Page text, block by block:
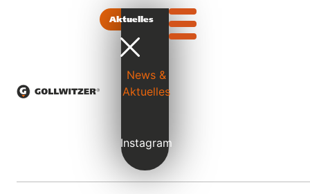
Aktuelles
News &
Aktuelles
Instagram
Spezialtiefbau
DNG BF 30
Elbbrückenzentrum
Rudolfplatz